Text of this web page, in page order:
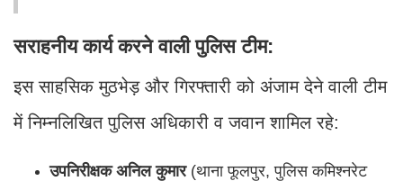
सराहनीय कार्य करने वाली पुलिस टीम:
इस साहसिक मुठभेड़ और गिरफ्तारी को अंजाम देने वाली टीम
में निम्नलिखित पुलिस अधिकारी व जवान शामिल रहे:
उपनिरीक्षक अनिल कुमार(थाना फूलपुर, पुलिस कमिश्नरेट